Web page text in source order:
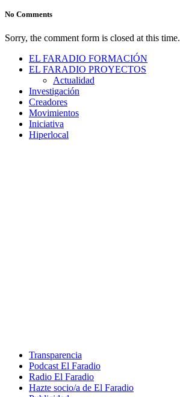
No Comments
Sorry, the comment form is closed at this time.
EL FARADIO FORMACIÓN
EL FARADIO PROYECTOS
Actualidad
Investigación
Creadores
Movimientos
Iniciativa
Hiperlocal
Transparencia
Podcast El Faradio
Radio El Faradio
Hazte socio/a de El Faradio